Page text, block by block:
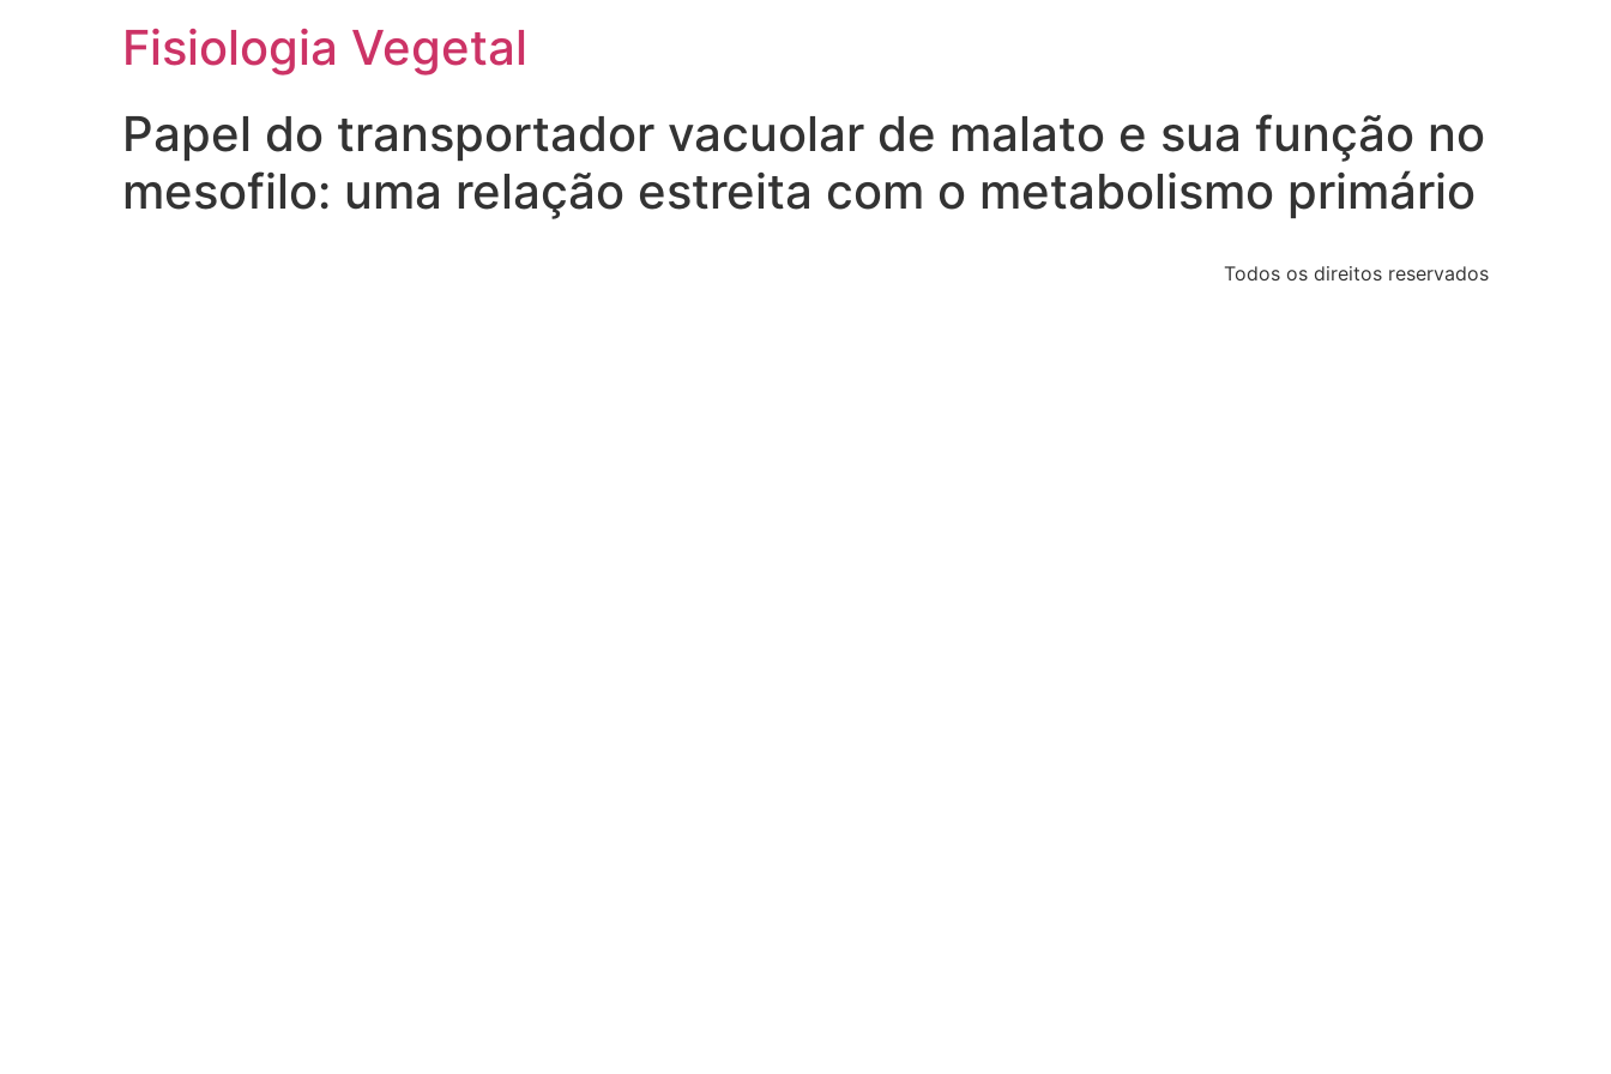
Fisiologia Vegetal
Papel do transportador vacuolar de malato e sua função no
mesofilo: uma relação estreita com o metabolismo primário
Todos os direitos reservados